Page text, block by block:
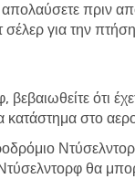
πριν
για την
ότι
στο
θα